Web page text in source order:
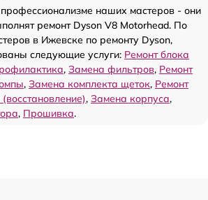
наших мастеров - они
ремонт Dyson V8 Motorhead. По
в Ижевске по ремонту Dyson,
следующие услуги: Ремонт блока
, Замена фильтров, Ремонт
, Замена комплекта щеток, Ремонт
, Замена корпуса,
, Прошивка.